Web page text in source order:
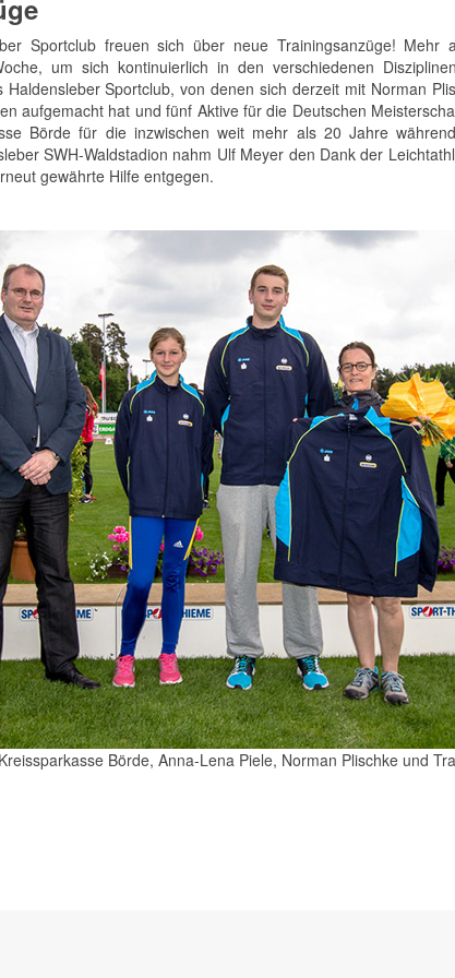
Sportclub freuen sich über neue Trainingsanzüge! Mehr
um sich kontinuierlich in den verschiedenen
Sportclub, von denen sich derzeit mit Norman
aufgemacht hat und fünf Aktive für die Deutschen
Börde für die inzwischen weit mehr als 20 Jahre
SWH-Waldstadion nahm Ulf Meyer den Dank der
gewährte Hilfe entgegen.
Börde, Anna-Lena Piele, Norman Plischke und